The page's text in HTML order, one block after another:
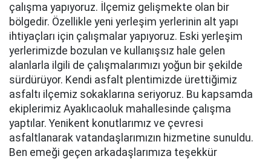
çalışma yapıyoruz. İlçemiz gelişmekte olan bir
bölgedir. Özellikle yeni yerleşim yerlerinin alt yapı
ihtiyaçları için çalışmalar yapıyoruz. Eski yerleşim
yerlerimizde bozulan ve kullanışsız hale gelen
alanlarla ilgili de çalışmalarımızı yoğun bir şekilde
sürdürüyor. Kendi asfalt plentimizde ürettiğimiz
asfaltı ilçemiz sokaklarına seriyoruz. Bu kapsamda
ekiplerimiz Ayaklıcaoluk mahallesinde çalışma
yaptılar. Yenikent konutlarımız ve çevresi
asfaltlanarak vatandaşlarımızın hizmetine sunuldu.
Ben emeği geçen arkadaşlarımıza teşekkür